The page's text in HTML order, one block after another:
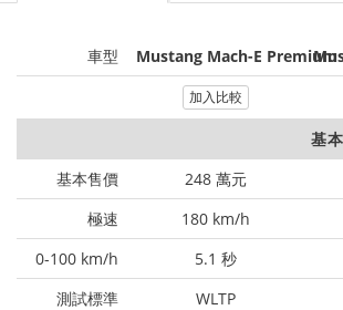
車型 Mustang Mach-E Premium
加入比較
基
基本售價
248 萬元
極速
180 km/h
0-100 km/h
5.1 秒
測試標準
WLTP